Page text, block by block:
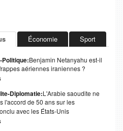
Économie Sport
Benjamin Netanyahu est-il
aériennes iraniennes ?
Diplomatie:L'Arabie saoudite ne
l'accord de 50 ans sur les
avec les États-Unis